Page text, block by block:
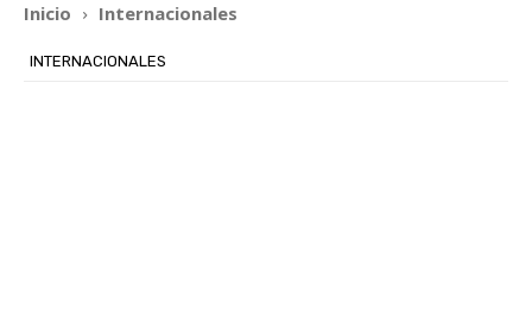
Inicio Internacionales
INTERNACIONALES